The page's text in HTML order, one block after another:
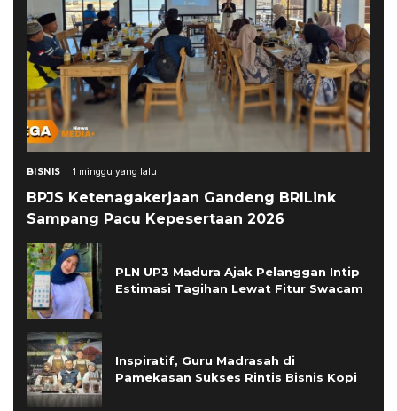
BISNIS 1 minggu yang lalu
BPJS Ketenagakerjaan Gandeng BRILink
Sampang Pacu Kepesertaan 2026
PLN UP3 Madura Ajak Pelanggan Intip
Estimasi Tagihan Lewat Fitur Swacam
Inspiratif, Guru Madrasah di
Pamekasan Sukses Rintis Bisnis Kopi